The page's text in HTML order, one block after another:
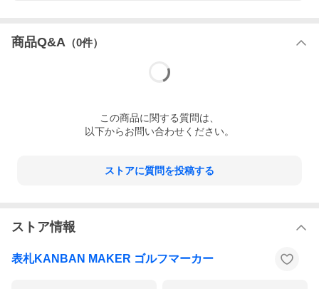
商品Q&A （0件）
この商品に関する質問は、
以下からお問い合わせください。
ストアに質問を投稿する
ストア情報
表札KANBAN MAKER ゴルフマーカー